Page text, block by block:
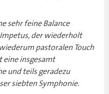
sehr feine Balance
der wiederholt
pastoralen Touch
eine insgesamt
und teils geradezu
siebten Symphonie.